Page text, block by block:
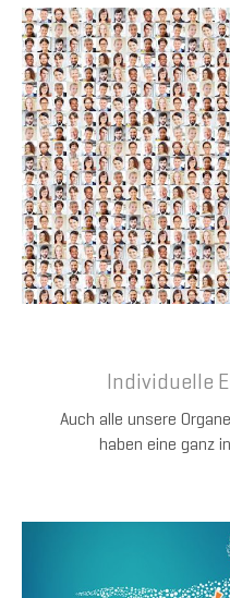
Individuelle
Auch alle unsere
haben eine ganz